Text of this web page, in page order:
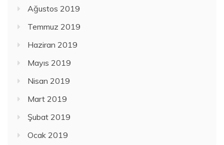
Ağustos 2019
Temmuz 2019
Haziran 2019
Mayıs 2019
Nisan 2019
Mart 2019
Şubat 2019
Ocak 2019